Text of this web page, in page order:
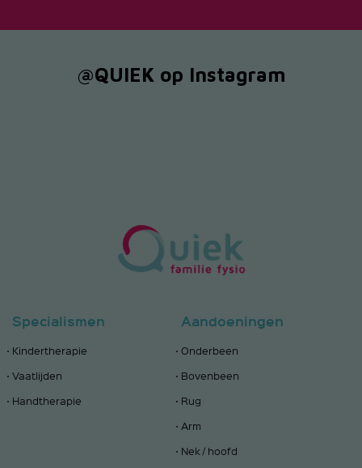
@QUIEK op Instagram
Specialismen
Kindertherapie
Vaatlijden
Handtherapie
Aandoeningen
Onderbeen
Bovenbeen
Rug
Arm
Nek / hoofd